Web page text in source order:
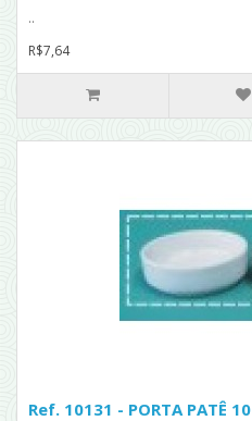
..
R$7,64
Ref. 10131 - PORTA PATÊ 10